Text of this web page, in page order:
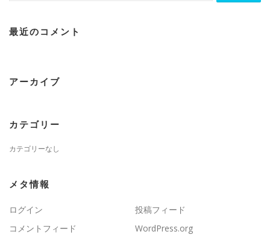
最近のコメント
アーカイブ
カテゴリー
カテゴリーなし
メタ情報
ログイン
投稿フィード
コメントフィード
WordPress.org